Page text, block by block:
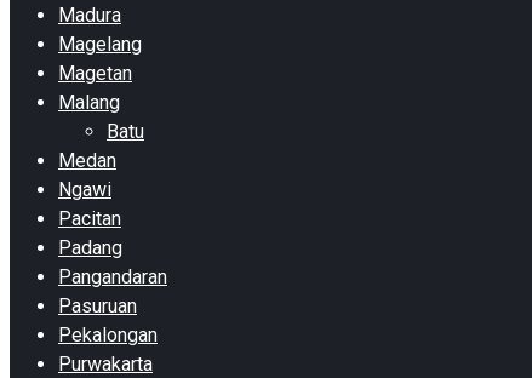
Madura
Magelang
Magetan
Malang
Batu
Medan
Ngawi
Pacitan
Padang
Pangandaran
Pasuruan
Pekalongan
Purwakarta